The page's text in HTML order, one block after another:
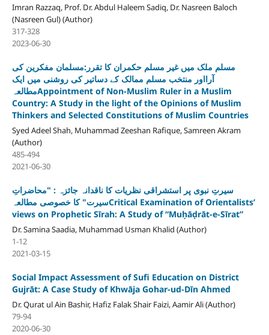
Imran Razzaq, Prof. Dr. Abdul Haleem Sadiq, Dr. Nasreen Baloch
(Nasreen Gul) (Author)
317-328
2023-06-30
مسلم ملک میں غیر مسلم حکمران کا تقرر:مسلمان مفکرین کی
آرااور منتخب مسلم ممالک کے دساتیر کی روشنی میں ایک
مطالعہAppointment of Non-Muslim Ruler in a Muslim
Country: A Study in the light of the Opinions of Muslim
Thinkers and Selected Constitutions of Muslim Countries
Syed Adeel Shah, Muhammad Zeeshan Rafique, Samreen Akram
(Author)
485-494
2021-06-30
سیرتِ نبوی پر استشراقی نظریات کا ناقدانہ جائزہ : "محاضراتِ
سیرت" کا خصوصی مطالعہCritical Examination of Orientalists’
views on Prophetic Sīrah: A Study of “Muḥāḍrāt-e-Sīrat”
Dr. Samina Saadia, Muhammad Usman Khalid (Author)
1-12
2021-03-15
Social Impact Assessment of Sufi Education on District
Gujrāt: A Case Study of Khwāja Gohar-ud-Dīn Ahmed
Dr. Qurat ul Ain Bashir, Hafiz Falak Shair Faizi, Aamir Ali (Author)
79-94
2020-06-30